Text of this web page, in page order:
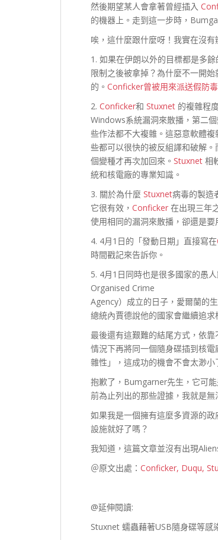
然後期望某人會拿著曾經插入
的機器上。走到這一步時，
唉，這什麼跟什麼呀！我實在沒
1. 如果在伊朗以外的目標都是多
限制之後被拿掉？為什麼不一開
的。 Conficker曾被用來派送假防
2. Conficker和 Stuxnet 的複雜程
Windows系統漏洞來散播，第二
些作法都不大複雜。這惡意軟體
些都可以很快的被反組譯和破解。
個變種才再次加回來。 Stuxnet 相
統和核電廠的專業知識。
3. 關於為什麼 Stuxnet病毒的製造
它很有效， Conficker 在出現三年
使用相同的漏洞來散播，卻還是
4. 4月1日的「發動日期」直接寫在
時間戳記來告訴你。
5. 4月1日同時也是很多國家的愚
Organised Crime
Agency）成立的日子，愛爾蘭的
總統內賈德說他的國家會繼續追
最後還有這艱難的結尾方式，依
情況下再將同一個隨身碟插到核
雜性」，這成功的機會不會太渺小
抱歉了，Bumgarner先生，它可
前為止列出的那些證據，我就是無
如果我是一個擁有這麼多資源的
設施就好了嗎？
我知道，這篇文章並沒有出現
＠原文出處： Conficker, Duqu,
@延伸閱讀:
Stuxnet 蠕蟲藉著USB隨身碟等感